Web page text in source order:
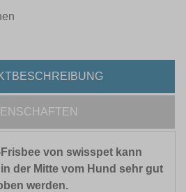
von swisspet kann
der Mitte vom Hund sehr gut
werden.